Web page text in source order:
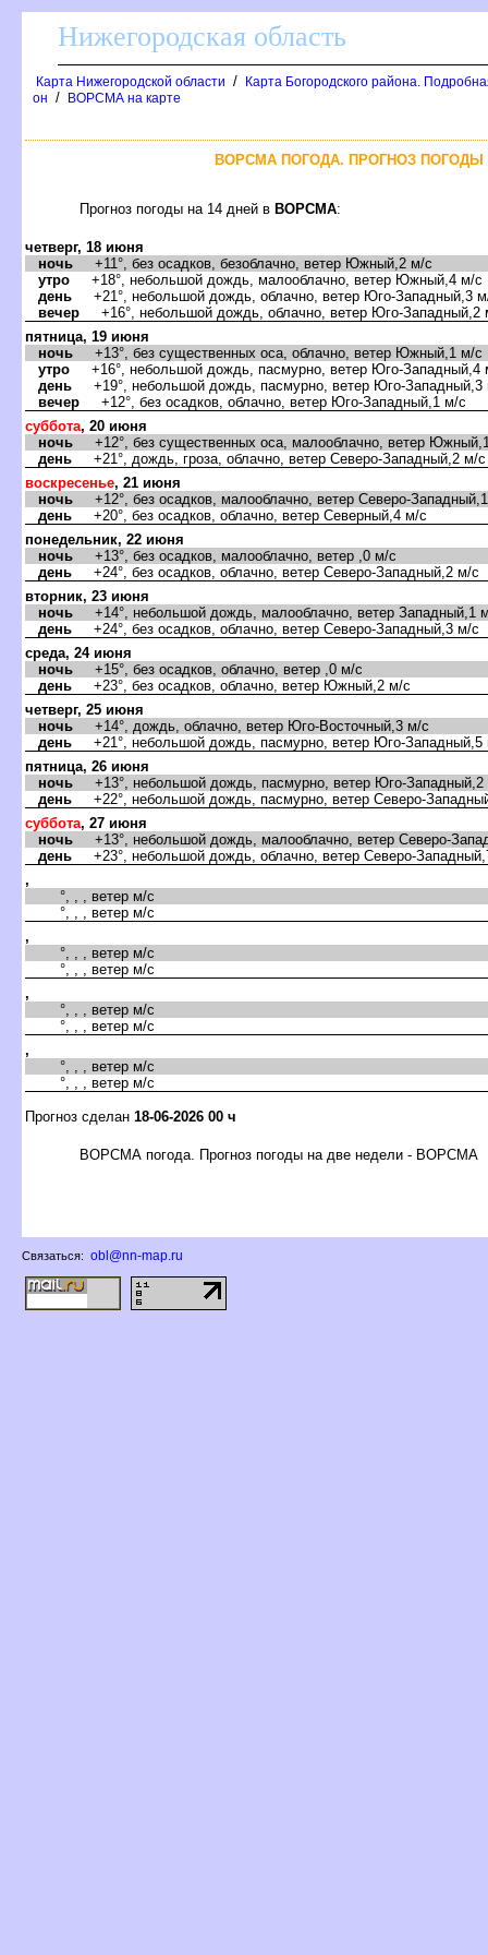
Нижегородская область
Карта Нижегородской области /
Карта Богородского района.
он / ОРСМА на карте
ОРСМА ПОГОДА. ПРОГНОЗ ПОГОДЫ
Прогноз погоды на 14 дней ОРСМА:
четверг, 18 июня
ночь +11°, без осадков, безоблачно, ветер Южный,2 м/с
утро +18°, небольшой дождь, малооблачно, ветер Южный,4 м/с
день +21°, небольшой дождь, облачно, ветер Юго-Западный,3
ечер +16°, небольшой дождь, облачно, ветер Юго-Западный,2
пятница, 19 июня
ночь +13°, без существенных оса, облачно, ветер Южный,1 м/с
утро +16°, небольшой дождь, пасмурно, ветер Юго-Западный,4
день +19°, небольшой дождь, пасмурно, ветер Юго-Западный,3
ечер +12°, без осадков, облачно, ветер Юго-Западный,1 м/с
суббота, 20 июня
ночь +12°, без существенных оса, малооблачно, ветер
день +21°, дождь, гроза, облачно, ветер Северо-Западный,2 м/с
оскресенье, 21 июня
ночь +12°, без осадков, малооблачно, ветер Северо-
день +20°, без осадков, облачно, ветер Северный,4 м/с
понедельник, 22 июня
ночь +13°, без осадков, малооблачно, ветер ,0 м/с
день +24°, без осадков, облачно, ветер Северо-Западный,2 м/с
торник, 23 июня
ночь +14°, небольшой дождь, малооблачно, ветер Западный,1
день +24°, без осадков, облачно, ветер Северо-Западный,3 м/с
среда, 24 июня
ночь +15°, без осадков, облачно, ветер ,0 м/с
день +23°, без осадков, облачно, ветер Южный,2 м/с
четверг, 25 июня
ночь +14°, дождь, облачно, ветер Юго-Восточный,3 м/с
день +21°, небольшой дождь, пасмурно, ветер Юго-Западный,5
пятница, 26 июня
ночь +13°, небольшой дождь, пасмурно, ветер Юго-Западный,2
день +22°, небольшой дождь, пасмурно, ветер Северо-
суббота, 27 июня
ночь +13°, небольшой дождь, малооблачно, ветер Северо-
день +23°, небольшой дождь, облачно, ветер Северо-
,
°, , , ветер м/с
°, , , ветер м/с
,
°, , , ветер м/с
°, , , ветер м/с
,
°, , , ветер м/с
°, , , ветер м/с
,
°, , , ветер м/с
°, , , ветер м/с
Прогноз сделан 18-06-2026 00 ч
ОРСМА погода. Прогноз погоды на две недели - ВОРСМА
Связаться: obl@nn-map.ru